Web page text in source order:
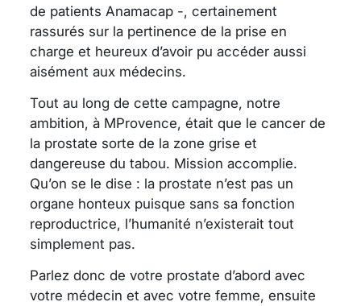
de patients Anamacap -, certainement
rassurés sur la pertinence de la prise en
charge et heureux d’avoir pu accéder aussi
aisément aux médecins.
Tout au long de cette campagne, notre
ambition, à MProvence, était que le cancer de
la prostate sorte de la zone grise et
dangereuse du tabou. Mission accomplie.
Qu’on se le dise : la prostate n’est pas un
organe honteux puisque sans sa fonction
reproductrice, l’humanité n’existerait tout
simplement pas.
Parlez donc de votre prostate d’abord avec
votre médecin et avec votre femme, ensuite